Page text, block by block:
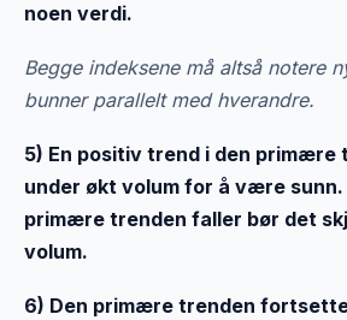
noen verdi.
Begge indeksene må altså notere
bunner parallelt med hverandre.
5) En positiv trend i den primære
under økt volum for å være sunn.
primære trenden faller bør det
volum.
6) Den primære trenden